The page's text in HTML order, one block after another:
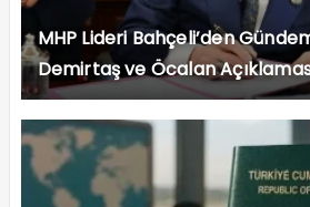
MHP Lideri Bahçeli’den
Demirtaş ve Öcalan